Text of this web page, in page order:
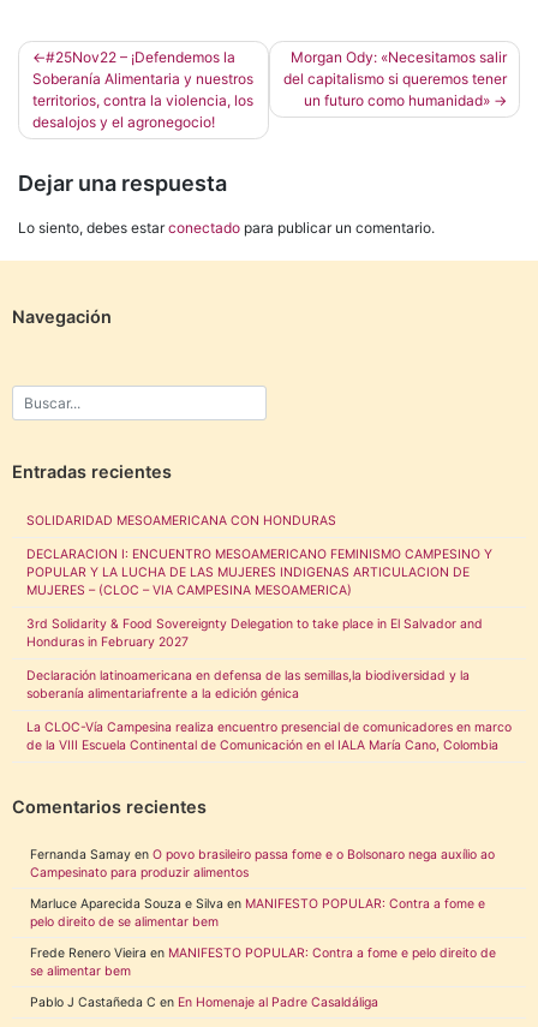
Navegación
de
entradas
#25Nov22 – ¡Defendemos la
Soberanía Alimentaria y nuestros
territorios, contra la violencia, los
desalojos y el agronegocio!
Morgan Ody: «Necesitamos salir
del capitalismo si queremos tener
un futuro como humanidad»
Dejar una respuesta
Lo siento, debes estarconectado para publicar un comentario.
Navegación
Entradas recientes
SOLIDARIDAD MESOAMERICANA CON HONDURAS
DECLARACION I: ENCUENTRO MESOAMERICANO FEMINISMO CAMPESINO Y
POPULAR Y LA LUCHA DE LAS MUJERES INDIGENAS ARTICULACION DE
MUJERES – (CLOC – VIA CAMPESINA MESOAMERICA)
3rd Solidarity & Food Sovereignty Delegation to take place in El Salvador and
Honduras in February 2027
Declaración latinoamericana en defensa de las semillas,la biodiversidad y la
soberanía alimentariafrente a la edición génica
La CLOC-Vía Campesina realiza encuentro presencial de comunicadores en marco
de la VIII Escuela Continental de Comunicación en el IALA María Cano, Colombia
Comentarios recientes
Fernanda Samay en O povo brasileiro passa fome e o Bolsonaro nega auxílio ao
Campesinato para produzir alimentos
Marluce Aparecida Souza e Silva en MANIFESTO POPULAR: Contra a fome e
pelo direito de se alimentar bem
Frede Renero Vieira en MANIFESTO POPULAR: Contra a fome e pelo direito de
se alimentar bem
Pablo J Castañeda C en En Homenaje al Padre Casaldáliga